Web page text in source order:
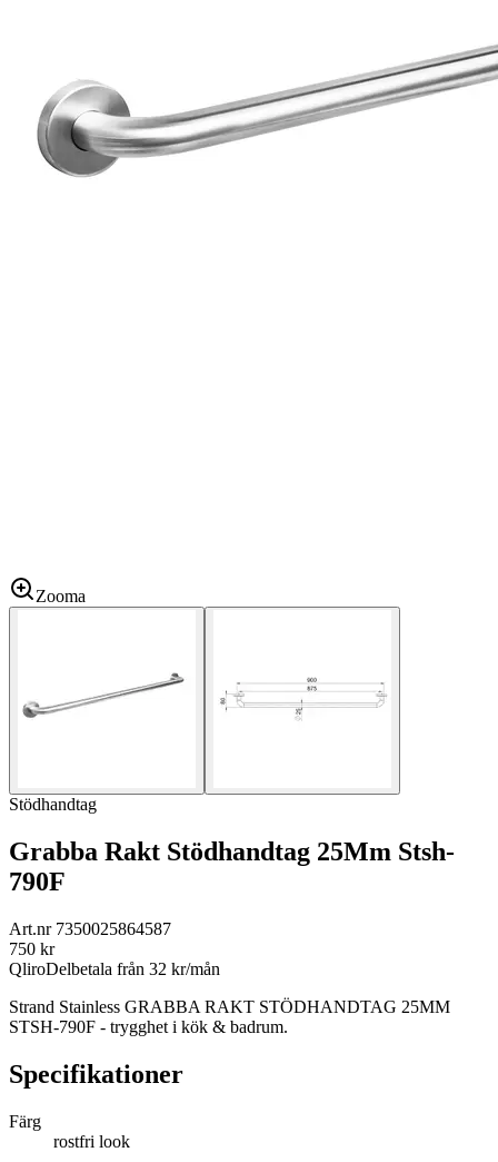
Zooma
Stödhandtag
Grabba Rakt Stödhandtag 25Mm Stsh-
790F
Art.nr 7350025864587
750 kr
QliroDelbetala från 32 kr/mån
Strand Stainless GRABBA RAKT STÖDHANDTAG 25MM
STSH-790F - trygghet i kök & badrum.
Specifikationer
Färg
rostfri look